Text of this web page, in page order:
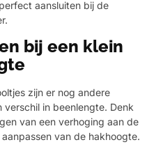
aansluiten bij de
bij een klein
zijn er nog andere
verschil in beenlengte. Denk
van een verhoging aan de
van de hakhoogte.